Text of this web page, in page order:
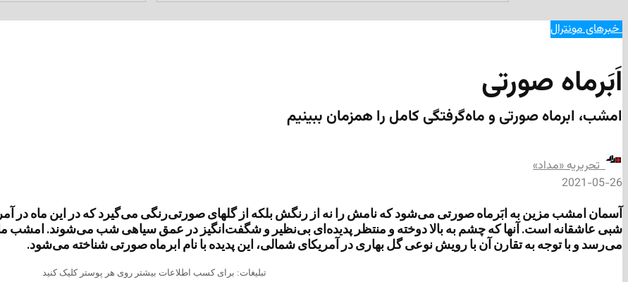
‌ خبرهای مونترال
اَبَرماه صورتی
امشب، ابرماه صورتی و ماه‌گرفتگی کامل را همزمان ببینیم
‌ تحریریه «مداد»
2021-05-26
آسمان امشب مزین به ابَرماه صورتی می‌شود که نامش را نه از رنگش بلکه از گلهای صورتی‌رنگی می‌گیرد که در این ماه در
می‌رسد و با توجه به تقارن آن با رویش نوعی گل بهاری در آمریکای شمالی، این پدیده با نام ابرماه صورتی شناخته می‌شود.
تبلیغات: برای کسب اطلاعات بیشتر روی هر پوستر کلیک کنید